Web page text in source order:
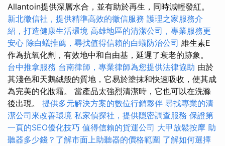
Allantoin提供深層水合，並有助於再生，同時減輕發紅。
新北徵信社，提供精準高效的徵信服務 護理之家服務介
紹，打造健康生活環境 高雄地區的清潔公司，專業服務更
安心 除白蟻推薦，尋找值得信賴的白蟻防治公司 維生素E
作為抗氧化劑，有效地中和自由基，延遲了衰老的跡象。
台中推拿服務 台南律師，專業律師為您提供法律協助 由於
其淺色和天鵝絨般的質地，它易於塗抹和快速吸收，使其成
為完美的化妝霜。 當產品太強烈清潔時，它也可以在洗滌
後出現。 提供多元解決方案的數位行銷夥伴 尋找專業的清
潔公司來改善環境 私家偵探社，提供隱密調查服務 保證第
一頁的SEO優化技巧 值得信賴的貨運公司 大甲放鬆按摩 助
聽器多少錢？了解市面上助聽器的價格範圍 了解如何選擇